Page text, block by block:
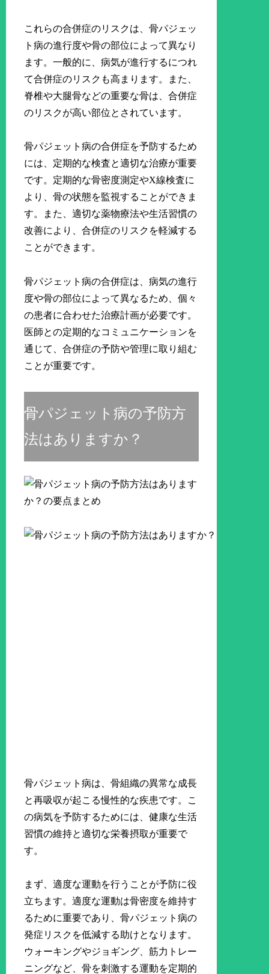
これらの合併症のリスクは、骨パジェッ
ト病の進行度や骨の部位によって異なり
ます。一般的に、病気が進行するにつれ
て合併症のリスクも高まります。また、
脊椎や大腿骨などの重要な骨は、合併症
のリスクが高い部位とされています。
骨パジェット病の合併症を予防するため
には、定期的な検査と適切な治療が重要
です。定期的な骨密度測定やX線検査に
より、骨の状態を監視することができま
す。また、適切な薬物療法や生活習慣の
改善により、合併症のリスクを軽減する
ことができます。
骨パジェット病の合併症は、病気の進行
度や骨の部位によって異なるため、個々
の患者に合わせた治療計画が必要です。
医師との定期的なコミュニケーションを
通じて、合併症の予防や管理に取り組む
ことが重要です。
骨パジェット病の予防方
法はありますか？
骨パジェット病は、骨組織の異常な成長
と再吸収が起こる慢性的な疾患です。こ
の病気を予防するためには、健康な生活
習慣の維持と適切な栄養摂取が重要で
す。
まず、適度な運動を行うことが予防に役
立ちます。適度な運動は骨密度を維持す
るために重要であり、骨パジェット病の
発症リスクを低減する助けとなります。
ウォーキングやジョギング、筋力トレー
ニングなど、骨を刺激する運動を定期的